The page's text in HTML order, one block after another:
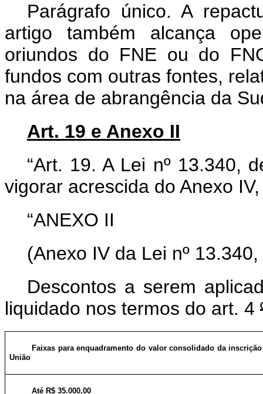
Parágrafo único. A
artigo também alcança
oriundos do FNE ou do
fundos com outras fontes,
na área de abrangência da
Art. 19 e Anexo II
“Art. 19. A Lei nº 13.340,
vigorar acrescida do Anexo
“ANEXO II
(Anexo IV da Lei nº
Descontos a serem
liquidado nos termos do art. 4
Faixas para enquadramento do valor consolidado da
União
Até R$ 35.000,00